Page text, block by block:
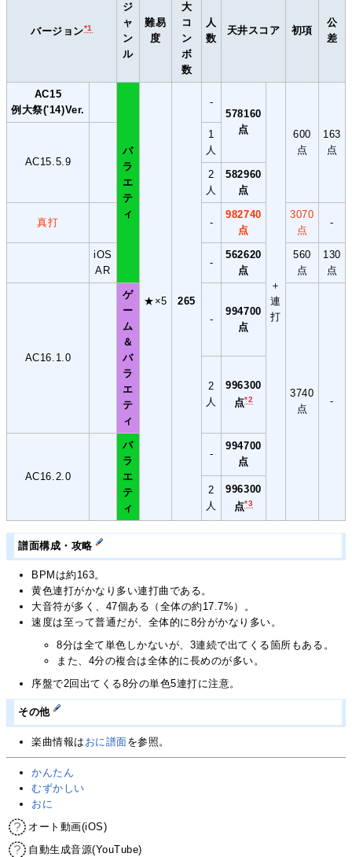
バージョン*1
ジ
ャ
ン
ル
難易
度
大
コ
ン
ボ
数
人
数
天井スコア 初項
公
差
AC15
例大祭('14)Ver.
バ
ラ
エ
テ
ィ
★×5 265
-
578160
点
＋
連
打
600
点
163
点
AC15.5.9
1
人
2
人
582960
点
真打 -
982740
点
3070
点
-
iOS
AR
-
562620
点
560
点
130
点
AC16.1.0
ゲ
ー
ム
＆
バ
ラ
エ
テ
ィ
-
994700
点
3740
点
-
2
人
996300
点*2
AC16.2.0
バ
ラ
エ
テ
ィ
-
994700
点
2
人
996300
点*3
譜面構成・攻略
BPMは約163。
黄色連打がかなり多い連打曲である。
大音符が多く、47個ある（全体の約17.7%）。
速度は至って普通だが、全体的に8分がかなり多い。
8分は全て単色しかないが、3連続で出てくる箇所もある。
また、4分の複合は全体的に長めのが多い。
序盤で2回出てくる8分の単色5連打に注意。
その他
楽曲情報は おに譜面を参照。
かんたん
むずかしい
おに
オート動画(iOS)
自動生成音源(YouTube)